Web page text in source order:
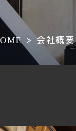
会社概要